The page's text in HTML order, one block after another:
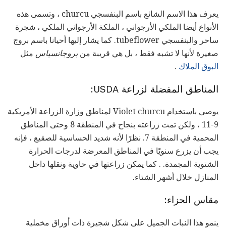
يعرف هذا الاسم الشائع باسم البنفسجي churcu ، وتسمى هذه
الأنواع أيضا الملكي الأرجواني ، الملكة الأرجواني الملكي ، شجرة
ساحر والبنفسجي tubeflower. كما يشار إليها أحيانا باسم بروج
صغيرة لأنها لا تشبه فقط ، بل هي قريبة من بروجانسياس مثل
البوق الملاك .
المناطق المفضلة لزراعة USDA:
يوصى باستخدام Violet churcu لمناطق وزارة الزراعة الأمريكية
9-11 ، ولكن تمت زراعته بنجاح في المنطقة 8 وحتى المناطق
المحمية في المنطقة 7. نظرًا لأنه شديد الحساسية للصقيع ، فإنه
يجب أن يزرع سنويًا في المناطق المعرضة لدرجات الحرارة
الشتوية المجمدة. . كما يمكن زراعتها في حاوية ونقلها داخل
المنازل خلال أشهر الشتاء.
مقاس الحزاء:
ينمو هذا النبات الجميل على شكل شجيرة ذات أوراق مخملية